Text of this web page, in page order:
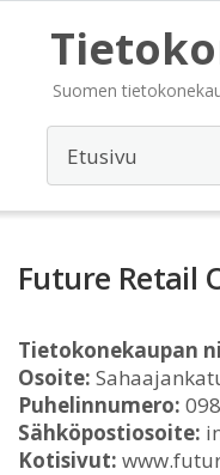
Suomen
Future Retail
Tietokonekaupan
Osoite:
Puhelinnumero:
Sähköpostiosoite:
Kotisivut: